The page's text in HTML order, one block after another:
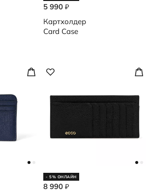
5 990 ₽
Картхолдер
Card Case
- 5% ОНЛАЙН
8 990 ₽